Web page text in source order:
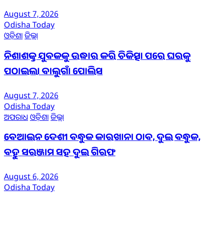
August 7, 2026
Odisha Today
ଓଡ଼ିଶାଜିଲ୍ଲା
ନିଶାଶକ୍ତ ଯୁବକକୁ ଉଦ୍ଧାର କରି ଚିକିତ୍ସା ପରେ ଘରକୁ
ପଠାଇଲା ବାଲୁଗାଁ ପୋଲିସ
August 7, 2026
Odisha Today
ଅପରାଧ ଓଡ଼ିଶାଜିଲ୍ଲା
ବେଆଇନ ଦେଶୀ ବନ୍ଧୁକ କାରଖାନା ଠାବ, ଦୁଇ ବନ୍ଧୁକ,
ବହୁ ସରଞ୍ଜାମ ସହ ଦୁଇ ଗିରଫ
August 6, 2026
Odisha Today